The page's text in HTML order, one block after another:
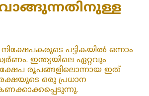
വാങ്ങുന്നതിനുള്ള
പട്ടികയിൽ ഒന്നാം
ഇന്ത്യയിലെ ഏറ്റവും
രൂപങ്ങളിലൊന്നായ ഇത്
ഒരു പ്രധാന